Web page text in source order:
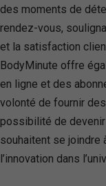
des moments de
rendez-vous,
et la satisfaction
BodyMinute offre
en ligne et des
volonté de fournir
possibilité de
souhaitent se joindre
l’innovation dans